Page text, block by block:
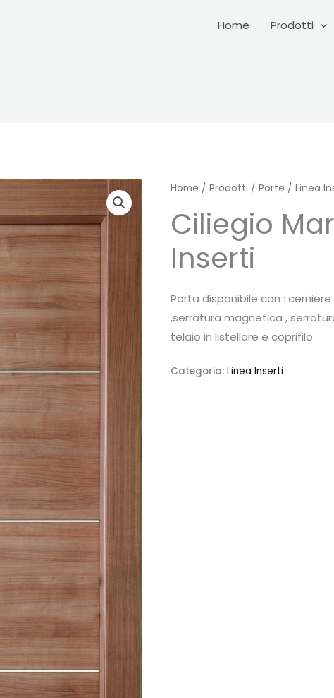
Home Prodotti
Home / Prodotti / Porte / Linea
Ciliegio
Inserti
Porta disponibile con :
,serratura magnetica ,
telaio in listellare e coprifilo
Categoria: Linea Inserti